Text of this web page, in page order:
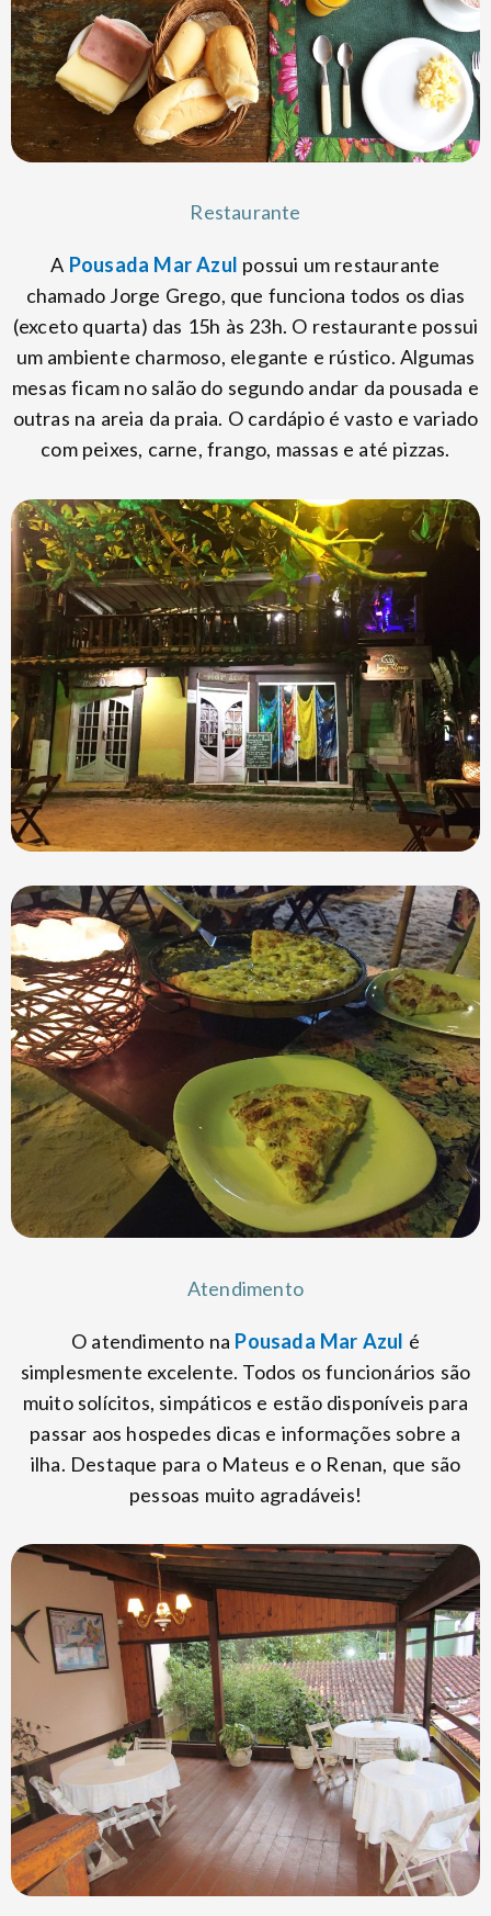
Restaurante
A Pousada Mar Azul possui um restaurante
chamado Jorge Grego, que funciona todos os dias
(exceto quarta) das 15h às 23h. O restaurante possui
um ambiente charmoso, elegante e rústico. Algumas
mesas ficam no salão do segundo andar da pousada e
outras na areia da praia. O cardápio é vasto e variado
com peixes, carne, frango, massas e até pizzas.
Atendimento
O atendimento na Pousada Mar Azul é
simplesmente excelente. Todos os funcionários são
muito solícitos, simpáticos e estão disponíveis para
passar aos hospedes dicas e informações sobre a
ilha. Destaque para o Mateus e o Renan, que são
pessoas muito agradáveis!